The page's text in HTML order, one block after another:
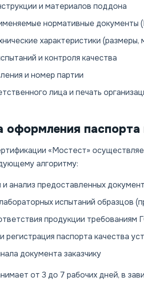
и материалов поддона
нормативные документы
характеристики (размеры,
и контроля качества
и номер партии
лица и печать
оформления паспорта
«Мостест»
алгоритму:
и анализ предоставленных
испытаний образцов
продукции требованиям
паспорта качества
документа заказчику
от 3 до 7 рабочих дней, в